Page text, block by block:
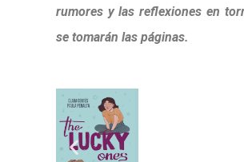
rumores y las reflexiones en
se tomarán las páginas.